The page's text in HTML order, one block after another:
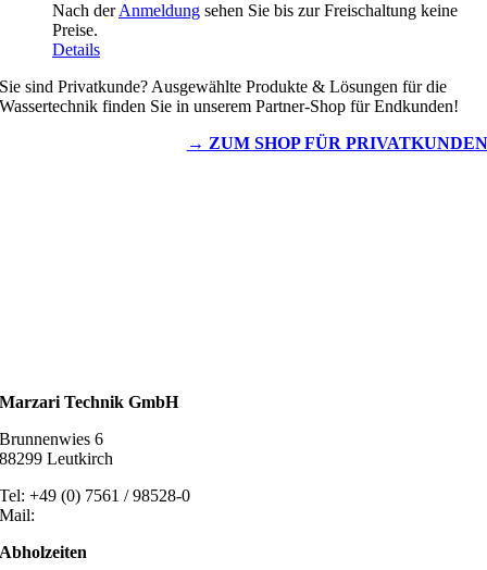
Nach derAnmeldung sehen Sie bis zur Freischaltung keine
Preise.
Details
Sie sind Privatkunde? Ausgewählte Produkte & Lösungen für die
Wassertechnik finden Sie in unserem Partner-Shop für Endkunden!
→ ZUM SHOP FÜR PRIVATKUNDEN
Marzari Technik GmbH
Brunnenwies 6
88299 Leutkirch
Tel: +49 (0) 7561 / 98528-0
Mail:
Abholzeiten